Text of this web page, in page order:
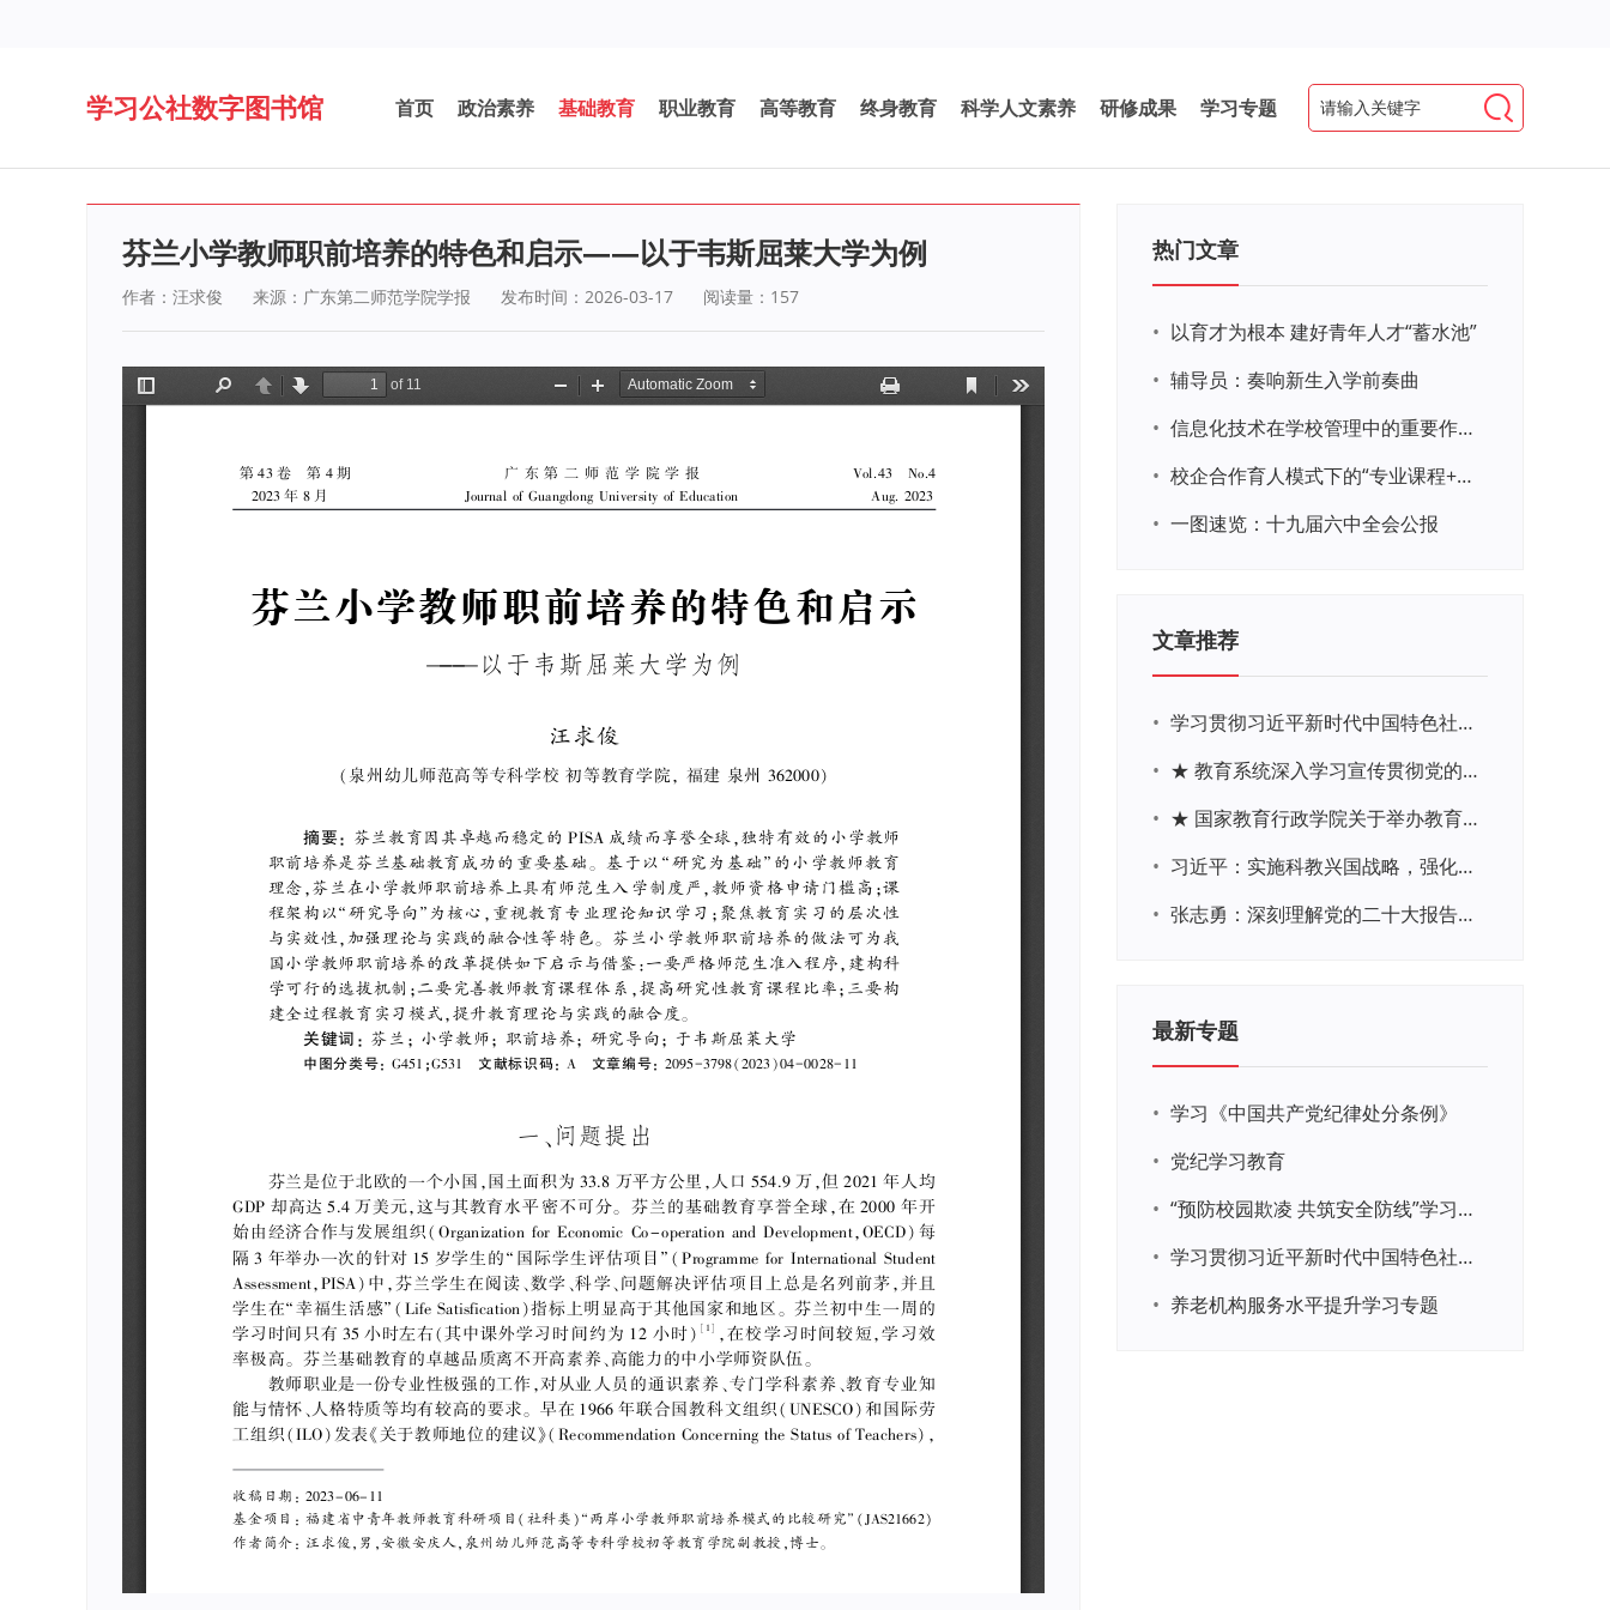
学习公社数字图书馆 首页 政治素养 基础教育 职业教育 高等教育 终身教育 科学人文素养 研修成果 学习专题
芬兰小学教师职前培养的特色和启示——以于韦斯屈莱大学为例
作者：汪求俊 来源：广东第二师范学院学报 发布时间：2026-03-17 阅读量： 157
热门文章
• 以育才为根本 建好青年人才“蓄水池”
• 辅导员：奏响新生入学前奏曲
•
信息化技术在学校管理中的重要作用 ——以贵州省威宁民族中学和校园使用等为例
•
校企合作育人模式下的“专业课程+思政教育+党建活动”交叉融合的课程思政教学探索与实践
• 一图速览：十九届六中全会公报
文章推荐
•
学习贯彻习近平新时代中国特色社会主义思想主题教育网络培训
•
★ 教育系统深入学习宣传贯彻党的二十大精神学习专题
•
★ 国家教育行政学院关于举办教育系统深入学习宣传贯彻党的二十大精神专题网络培训的通知
•
习近平：实施科教兴国战略，强化现代化建设人才支撑
•
张志勇：深刻理解党的二十大报告关于教育的新思想、新战略、新要求
最新专题
• 学习《中国共产党纪律处分条例》
• 党纪学习教育
•
“预防校园欺凌 共筑安全防线”学习专题
•
学习贯彻习近平新时代中国特色社会主义思想主题教育
• 养老机构服务水平提升学习专题